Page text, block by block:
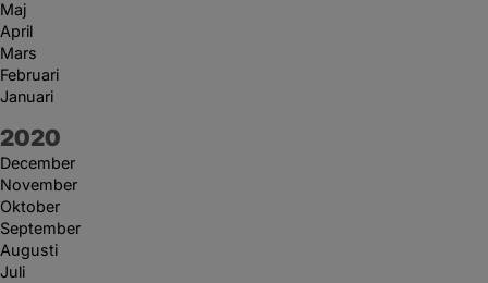
Maj
April
Mars
Februari
Januari
År:
2020
December
November
Oktober
September
Augusti
Juli